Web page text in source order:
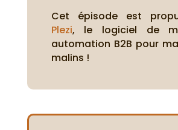
Cet épisode est
Plezi, le logiciel de
automation B2B pour
malins !